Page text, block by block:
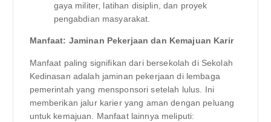
gaya militer, latihan disiplin, dan proyek
pengabdian masyarakat.
Manfaat: Jaminan Pekerjaan dan Kemajuan Karir
Manfaat paling signifikan dari bersekolah di Sekolah
Kedinasan adalah jaminan pekerjaan di lembaga
pemerintah yang mensponsori setelah lulus. Ini
memberikan jalur karier yang aman dengan peluang
untuk kemajuan. Manfaat lainnya meliputi: